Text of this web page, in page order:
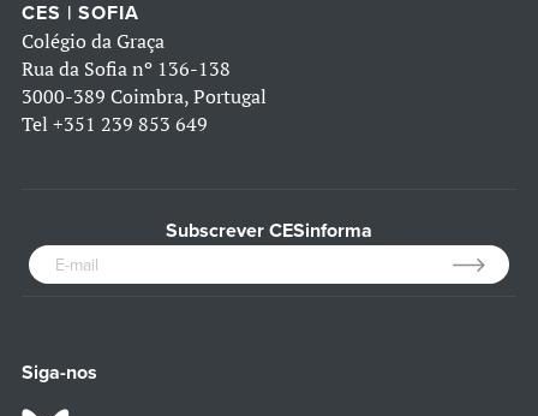
CES | SOFIA
Colégio da Graça
Rua da Sofia nº 136-138
3000-389 Coimbra, Portugal
Tel +351 239 853 649
Subscrever CESinforma
Siga-nos